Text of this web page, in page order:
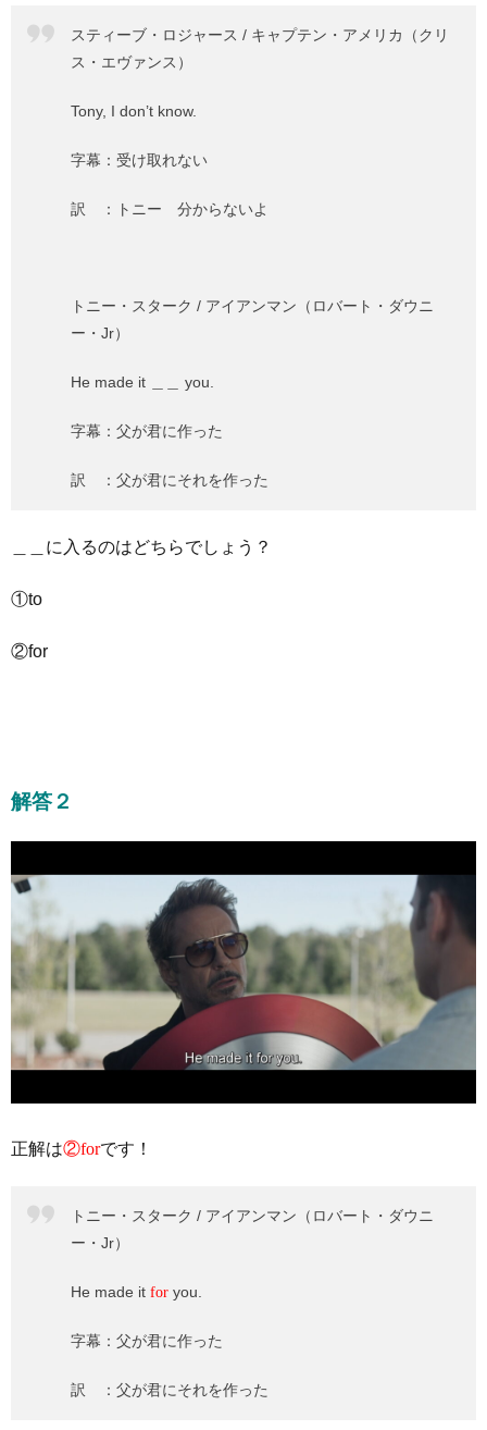
スティーブ・ロジャース / キャプテン・アメリカ（クリ
ス・エヴァンス）
Tony, I don’t know.
字幕：受け取れない
訳 ：トニー 分からないよ
トニー・スターク / アイアンマン（ロバート・ダウニ
ー・Jr）
He made it ＿＿ you.
字幕：父が君に作った
訳 ：父が君にそれを作った
＿＿に入るのはどちらでしょう？
①to
②for
解答２
正解は②forです！
トニー・スターク / アイアンマン（ロバート・ダウニ
ー・Jr）
He made it for you.
字幕：父が君に作った
訳 ：父が君にそれを作った